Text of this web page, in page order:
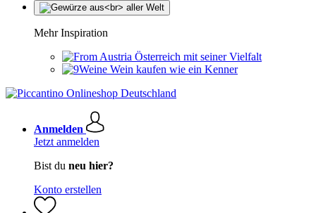
Mehr Inspiration
Österreich mit seiner Vielfalt
Wein kaufen wie ein Kenner
Anmelden
Jetzt anmelden
Bist du neu hier?
Konto erstellen